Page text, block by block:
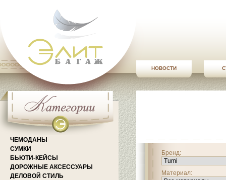
НОВОСТИ
ЧЕМОДАНЫ
СУМКИ
БЬЮТИ-КЕЙСЫ
ДОРОЖНЫЕ АКСЕССУАРЫ
ДЕЛОВОЙ СТИЛЬ
Бренд:
Материал: